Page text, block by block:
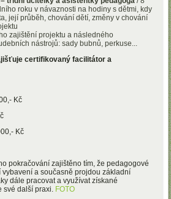
roku v návaznosti na hodiny s dětmi, kdy
její průběh, chování dětí, změny v chování
zajištění projektu a následného
nástrojů: sady bubnů, perkuse...
certifikovaný facilitátor a
Kč
Kč
pokračování zajištěno tím, že pedagogové
a současně projdou základní
dále pracovat a využívat získané
své další praxi. FOTO